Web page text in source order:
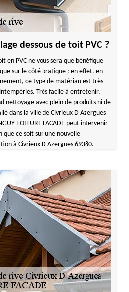
dessous de toit PVC ?
en PVC ne vous sera que bénéfique
sur le côté pratique ; en effet, en
ce type de matériau est très
Très facile à entretenir,
nettoyage avec plein de produits ni de
dans la ville de Civrieux D Azergues
TOITURE FACADE peut intervenir
que ce soit sur une nouvelle
à Civrieux D Azergues 69380.